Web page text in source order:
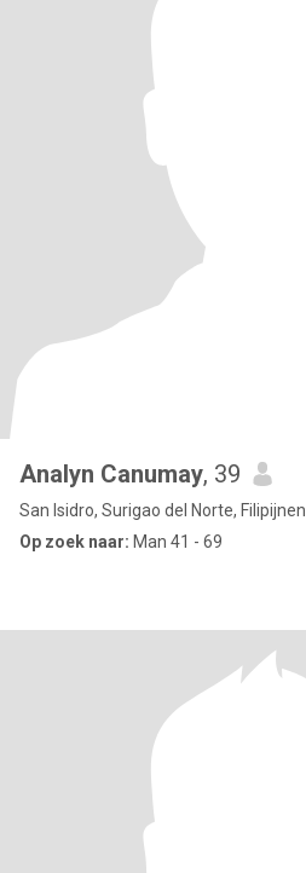
Analyn Canumay, 39
San Isidro, Surigao del Norte, Filipijnen
Op zoek naar: Man 41 - 69